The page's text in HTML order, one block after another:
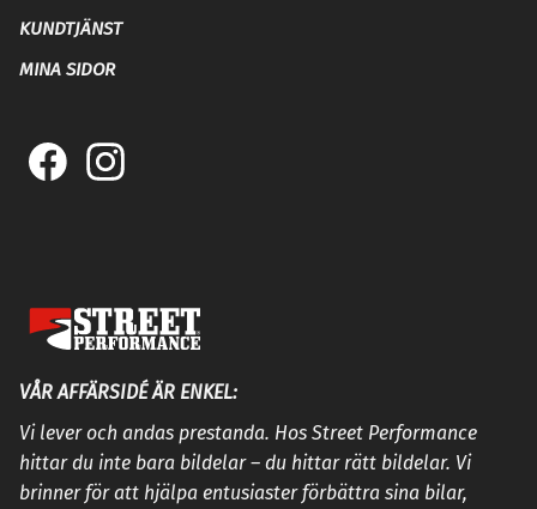
KUNDTJÄNST
MINA SIDOR
VÅR AFFÄRSIDÉ ÄR ENKEL:
Vi lever och andas prestanda. Hos Street Performance
hittar du inte bara bildelar – du hittar rätt bildelar. Vi
brinner för att hjälpa entusiaster förbättra sina bilar,